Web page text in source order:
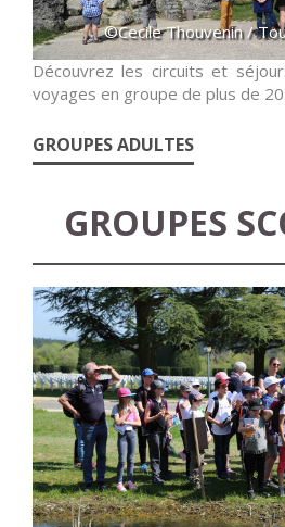
©Cecile Thouvenin /
Découvrez les circuits et
voyages en groupe de plus de
GROUPES ADULTES
GROUPES